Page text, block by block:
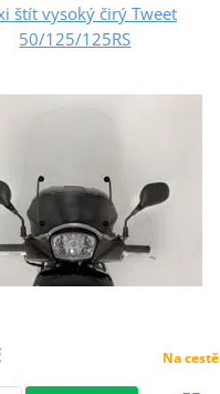
štít vysoký čirý Tweet
50/125/125RS
Na cestě